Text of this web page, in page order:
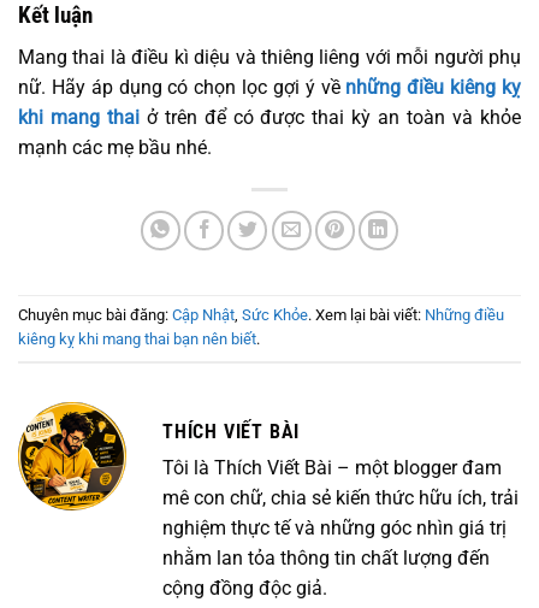
Kết luận
Mang thai là điều kì diệu và thiêng liêng với mỗi người phụ
nữ. Hãy áp dụng có chọn lọc gợi ý về những điều kiêng kỵ
khi mang thai ở trên để có được thai kỳ an toàn và khỏe
mạnh các mẹ bầu nhé.
Chuyên mục bài đăng: Cập Nhật, Sức Khỏe. Xem lại bài viết: Những điều
kiêng kỵ khi mang thai bạn nên biết.
THÍCH VIẾT BÀI
Tôi là Thích Viết Bài – một blogger đam
mê con chữ, chia sẻ kiến thức hữu ích, trải
nghiệm thực tế và những góc nhìn giá trị
nhằm lan tỏa thông tin chất lượng đến
cộng đồng độc giả.